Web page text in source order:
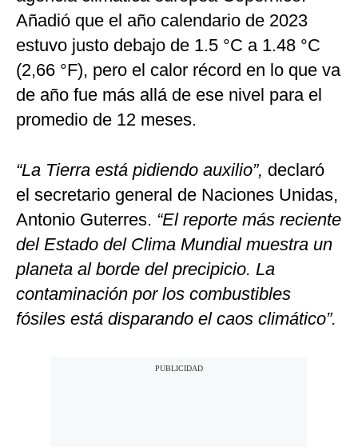
Añadió que el año calendario de 2023
estuvo justo debajo de 1.5 °C a 1.48 °C
(2,66 °F), pero el calor récord en lo que va
de año fue más allá de ese nivel para el
promedio de 12 meses.
“La Tierra está pidiendo auxilio”, declaró
el secretario general de Naciones Unidas,
Antonio Guterres. “El reporte más reciente
del Estado del Clima Mundial muestra un
planeta al borde del precipicio. La
contaminación por los combustibles
fósiles está disparando el caos climático”.